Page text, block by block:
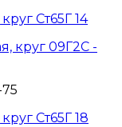
Ст65Г 14
Ст65Г 18